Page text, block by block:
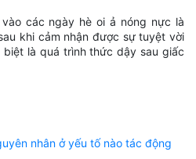
các ngày hè oi ả nóng nực là
khi cảm nhận được sự tuyệt vời
là quá trình thức dậy sau giấc